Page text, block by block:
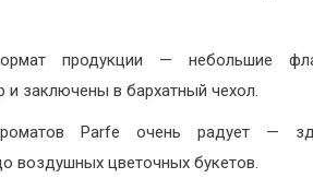
продукции — небольшие
и заключены в бархатный чехол.
Parfe очень радует —
воздушных цветочных букетов.